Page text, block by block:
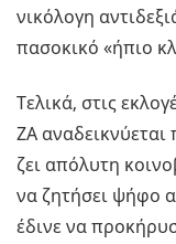
νι­κό­λο­γη
πα­σο­κι­κό «ήπιο
Τε­λι­κά, στις
ΖΑ
ζει από­λυ­τη
να ζη­τή­σει ψήφο
έδινε να